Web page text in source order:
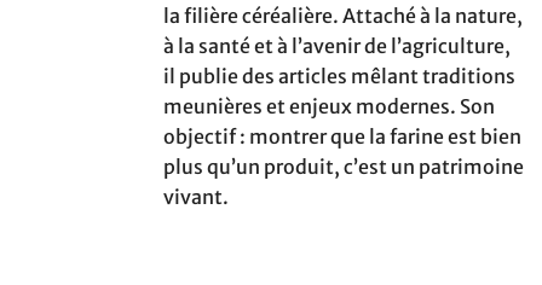
la filière céréalière. Attaché à la nature,
à la santé et à l’avenir de l’agriculture,
il publie des articles mêlant traditions
meunières et enjeux modernes. Son
objectif : montrer que la farine est bien
plus qu’un produit, c’est un patrimoine
vivant.